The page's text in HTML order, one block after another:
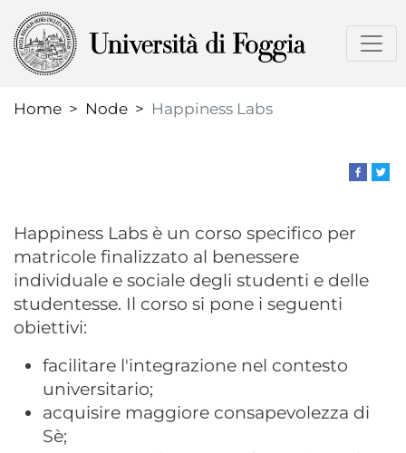
to
Home
Node Happiness Labs
Happiness Labs è un corso specifico per
matricole finalizzato al benessere
individuale e sociale degli studenti e delle
studentesse. Il corso si pone i seguenti
obiettivi:
facilitare l'integrazione nel contesto
universitario;
acquisire maggiore consapevolezza di
Sè;